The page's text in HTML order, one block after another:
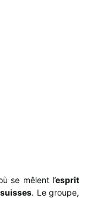
se mêlent l’esprit
. Le groupe,